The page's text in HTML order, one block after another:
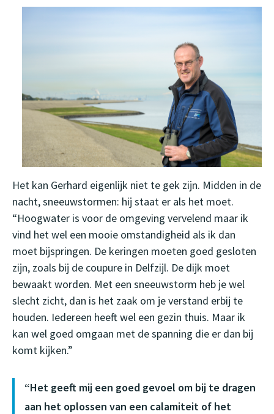
Het kan Gerhard eigenlijk niet te gek zijn. Midden in de
nacht, sneeuwstormen: hij staat er als het moet.
“Hoogwater is voor de omgeving vervelend maar ik
vind het wel een mooie omstandigheid als ik dan
moet bijspringen. De keringen moeten goed gesloten
zijn, zoals bij de coupure in Delfzijl. De dijk moet
bewaakt worden. Met een sneeuwstorm heb je wel
slecht zicht, dan is het zaak om je verstand erbij te
houden. Iedereen heeft wel een gezin thuis. Maar ik
kan wel goed omgaan met de spanning die er dan bij
komt kijken.”
Het geeft mij een goed gevoel om bij te dragen
aan het oplossen van een calamiteit of het